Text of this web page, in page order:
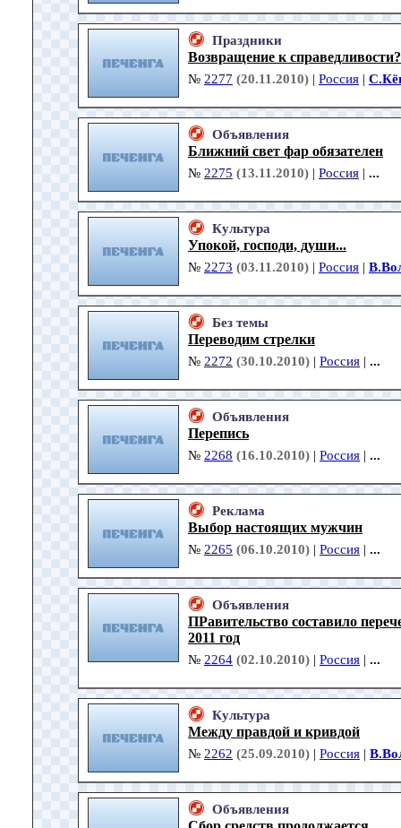
Праздники
Возвращение к справедливости?
№ 2277 (20.11.2010) | Россия |
Объявления
Ближний свет фар обязателен
№ 2275 (13.11.2010) | Россия | ...
Культура
Упокой, господи, души...
№ 2273 (03.11.2010) | Россия |
Без темы
Переводим стрелки
№ 2272 (30.10.2010) | Россия | ...
Объявления
Перепись
№ 2268 (16.10.2010) | Россия | ...
Реклама
Выбор настоящих мужчин
№ 2265 (06.10.2010) | Россия | ...
Объявления
ПРавительство составило
2011 год
№ 2264 (02.10.2010) | Россия | ...
Культура
Между правдой и кривдой
№ 2262 (25.09.2010) | Россия |
Объявления